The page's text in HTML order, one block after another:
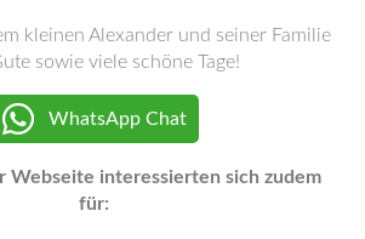
kleinen Alexander und seiner Familie
sowie viele schöne Tage!
WhatsApp Chat
Webseite interessierten sich zudem
für: